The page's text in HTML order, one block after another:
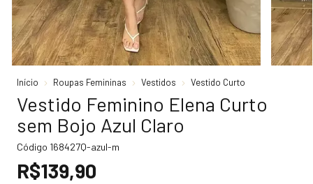
Início Roupas Femininas Vestidos Vestido Curto
Vestido Feminino Elena Curto
sem Bojo Azul Claro
Código 168427Q-azul-m
R$139,90